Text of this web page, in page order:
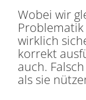
Wobei wir
wirklich
korrekt
auch.
als sie